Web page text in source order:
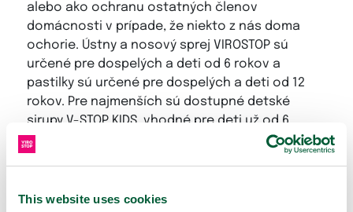
This website uses cookies
alebo ako ochranu ostatných členov
domácnosti v prípade, že niekto z nás doma
ochorie. Ústny a nosový sprej VIROSTOP sú
určené pre dospelých a deti od 6 rokov a
pastilky sú určené pre dospelých a deti od 12
rokov. Pre najmenších sú dostupné detské
sirupy V-STOP KIDS, vhodné pre deti už od 6
mesiacov a V-STOP JUNIOR pre deti od 3 rokov.